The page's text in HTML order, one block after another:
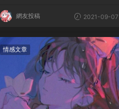
網友投稿 2021-09-07
情感文章